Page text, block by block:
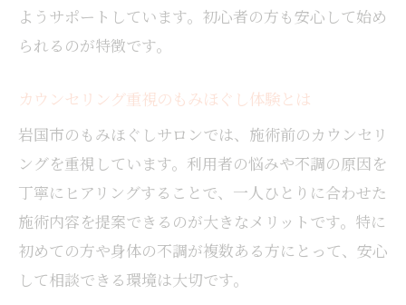
ようサポートしています。初心者の方も安心して始め
られるのが特徴です。
カウンセリング重視のもみほぐし体験とは
岩国市のもみほぐしサロンでは、施術前のカウンセリ
ングを重視しています。利用者の悩みや不調の原因を
丁寧にヒアリングすることで、一人ひとりに合わせた
施術内容を提案できるのが大きなメリットです。特に
初めての方や身体の不調が複数ある方にとって、安心
して相談できる環境は大切です。